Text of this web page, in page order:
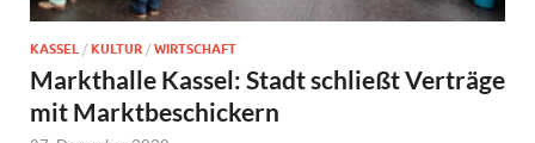
KASSEL / KULTUR / WIRTSCHAFT
Markthalle Kassel: Stadt schließt Verträge
mit Marktbeschickern